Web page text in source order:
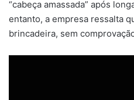
“cabeça amassada” após
entanto, a empresa ressalta
brincadeira, sem